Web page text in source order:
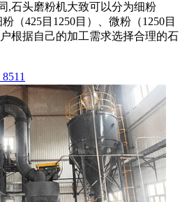
,石头磨粉机大致可以分为细粉
粉（425目1250目）、微粉（1250目
根据自己的加工需求选择合理的石